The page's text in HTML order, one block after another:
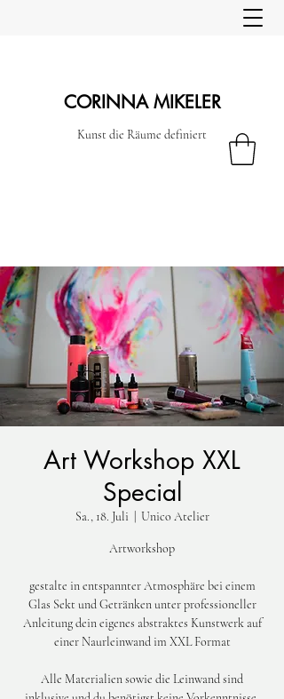
CORINNA MIKELER
Kunst die Räume definiert
Art Workshop XXL
Special
Sa., 18. Juli Unico Atelier
Artworkshop
gestalte in entspannter Atmosphäre bei einem
Glas Sekt und Getränken unter professioneller
Anleitung dein eigenes abstraktes Kunstwerk auf
einer Naurleinwand im XXL Format
Alle Materialien sowie die Leinwand sind